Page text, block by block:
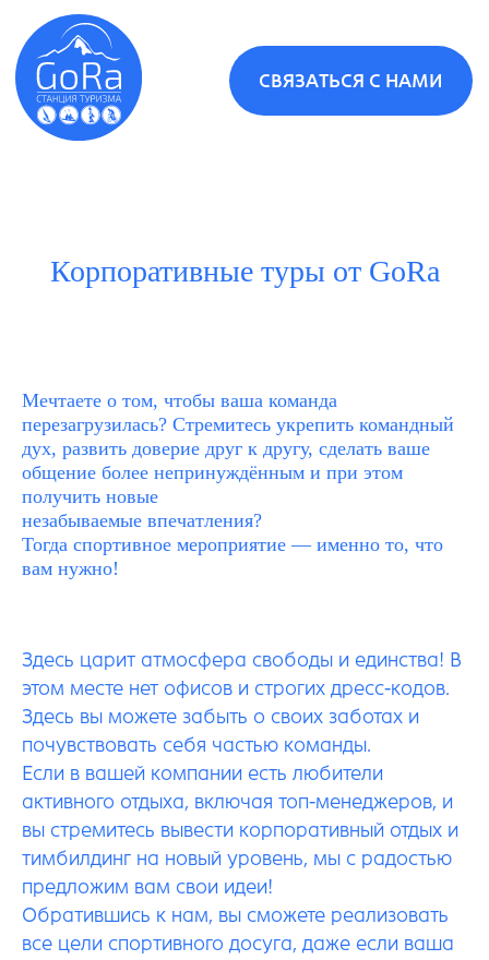
СВЯЗАТЬСЯ С НАМИ
Корпоративные туры от GoRа
Мечтаете о том, чтобы ваша команда
перезагрузилась? Стремитесь укрепить командный
дух, развить доверие друг к другу, сделать ваше
общение более непринуждённым и при этом
получить новые
незабываемые впечатления?
Тогда спортивное мероприятие — именно то, что
вам нужно!
Здесь царит атмосфера свободы и единства! В
этом месте нет офисов и строгих дресс-кодов.
Здесь вы можете забыть о своих заботах и
почувствовать себя частью команды.
Если в вашей компании есть любители
активного отдыха, включая топ-менеджеров, и
вы стремитесь вывести корпоративный отдых и
тимбилдинг на новый уровень, мы с радостью
предложим вам свои идеи!
Обратившись к нам, вы сможете реализовать
все цели спортивного досуга, даже если ваша